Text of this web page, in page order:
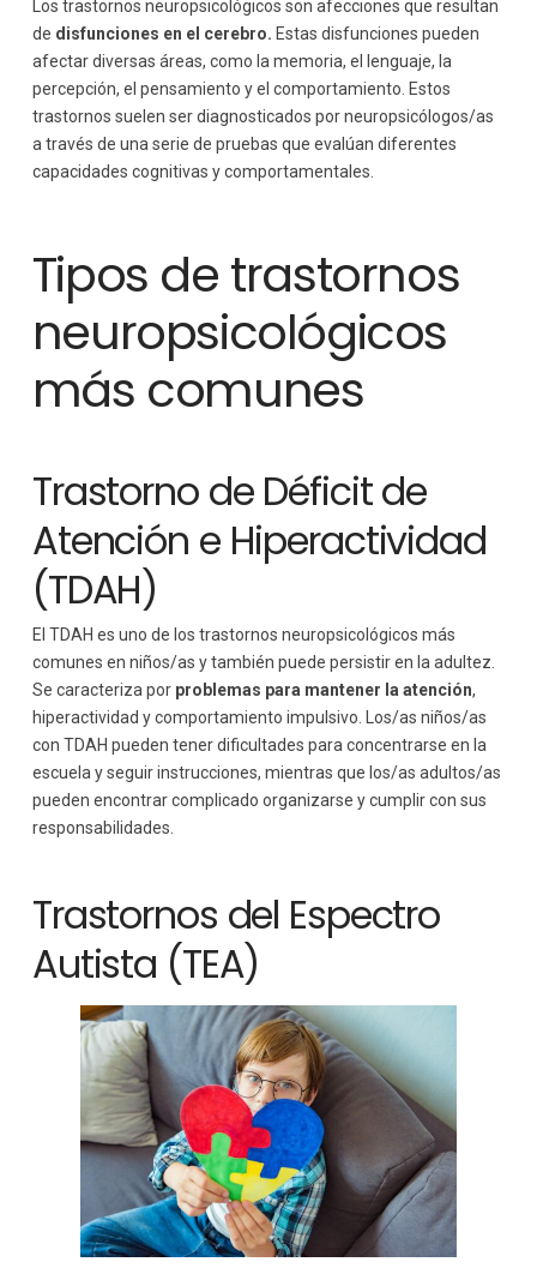
Los trastornos neuropsicológicos son afecciones que resultan
de disfunciones en el cerebro. Estas disfunciones pueden
afectar diversas áreas, como la memoria, el lenguaje, la
percepción, el pensamiento y el comportamiento. Estos
trastornos suelen ser diagnosticados por neuropsicólogos/as
a través de una serie de pruebas que evalúan diferentes
capacidades cognitivas y comportamentales.
Tipos de trastornos
neuropsicológicos
más comunes
Trastorno de Déficit de
Atención e Hiperactividad
(TDAH)
El TDAH es uno de los trastornos neuropsicológicos más
comunes en niños/as y también puede persistir en la adultez.
Se caracteriza por problemas para mantener la atención,
hiperactividad y comportamiento impulsivo. Los/as niños/as
con TDAH pueden tener dificultades para concentrarse en la
escuela y seguir instrucciones, mientras que los/as adultos/as
pueden encontrar complicado organizarse y cumplir con sus
responsabilidades.
Trastornos del Espectro
Autista (TEA)